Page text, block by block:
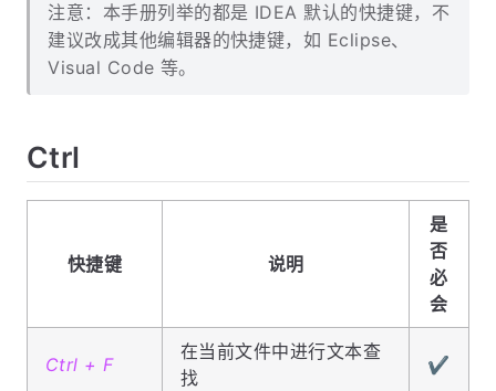
注意：本手册列举的都是 IDEA 默认的快捷键，不
建议改成其他编辑器的快捷键，如 Eclipse、
Visual Code 等。
Ctrl
快捷键 说明
是
否
必
会
Ctrl + F
在当前文件中进行文本查
找
✔️